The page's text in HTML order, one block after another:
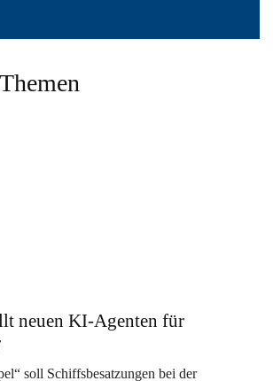
neuen KI-Agenten für
soll Schiffsbesatzungen bei der